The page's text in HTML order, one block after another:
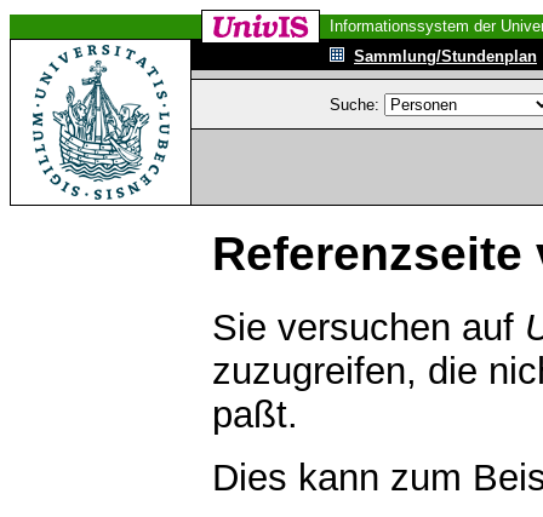
Informationssystem der
Sammlung/Stundenplan
Suche:
Referenzseite
Sie versuchen auf
zuzugreifen, die
paßt.
Dies kann zum